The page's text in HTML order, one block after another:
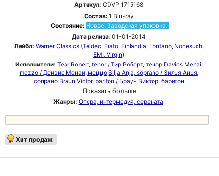
Артикул: CDVP 1715168
Состав: 1 Blu-ray
Состояние: Новое. Заводская упаковка.
Дата релиза: 01-01-2014
Лейбл: Warner Classics (Teldec, Erato, Finlandia, Lontano, Nonesuch,
EMI, Virgin)
Исполнители: Tear Robert, tenor / Тир Роберт, тенор Davies Menai,
mezzo / Дейвис Менаи, меццо Silja Anja, soprano / Зилья Анья,
сопрано Braun Victor, bariton / Браун Виктор, баритон
Показать больше
Жанры: Опера, интермедия, серената
Хит продаж